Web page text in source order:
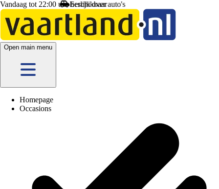
Vandaag tot 22:00 uur beschikbaar
Open main menu
Homepage
Occasions